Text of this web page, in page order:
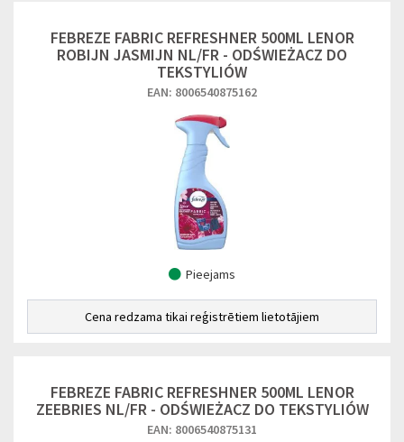
FEBREZE FABRIC REFRESHNER 500ML LENOR
ROBIJN JASMIJN NL/FR - ODŚWIEŻACZ DO
TEKSTYLIÓW
EAN: 8006540875162
Pieejams
Cena redzama tikai reģistrētiem lietotājiem
FEBREZE FABRIC REFRESHNER 500ML LENOR
ZEEBRIES NL/FR - ODŚWIEŻACZ DO TEKSTYLIÓW
EAN: 8006540875131